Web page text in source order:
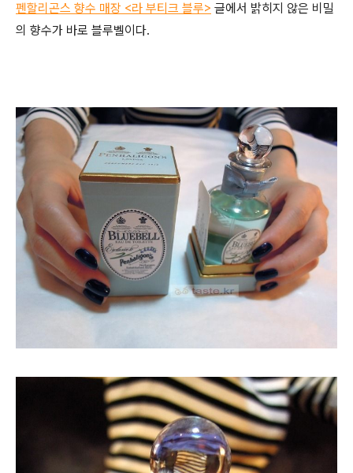
펜할리곤스 향수 매장 <라 부티크 블루> 글에서 밝히지 않은 비밀
의 향수가 바로 블루벨이다.